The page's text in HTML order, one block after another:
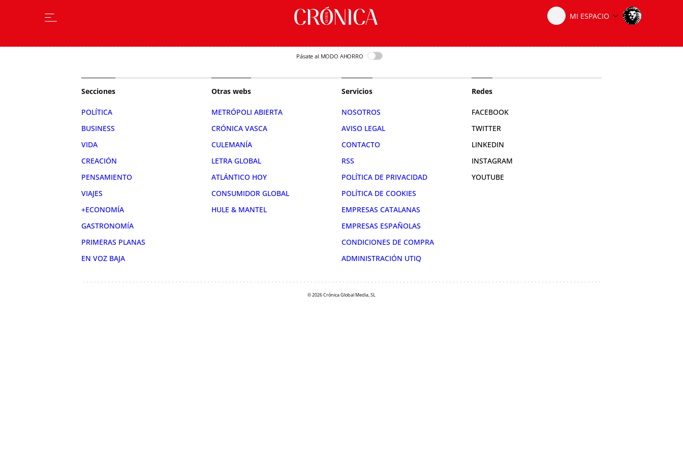
Pásate al MODO AHORRO
Secciones
POLÍTICA
BUSINESS
VIDA
CREACIÓN
PENSAMIENTO
VIAJES
+ECONOMÍA
GASTRONOMÍA
PRIMERAS PLANAS
EN VOZ BAJA
Otras webs
METRÓPOLI ABIERTA
CRÓNICA VASCA
CULEMANÍA
LETRA GLOBAL
ATLÁNTICO HOY
CONSUMIDOR GLOBAL
HULE & MANTEL
Servicios
NOSOTROS
AVISO LEGAL
CONTACTO
RSS
POLÍTICA DE PRIVACIDAD
POLÍTICA DE COOKIES
EMPRESAS CATALANAS
EMPRESAS ESPAÑOLAS
CONDICIONES DE COMPRA
ADMINISTRACIÓN UTIQ
Redes
FACEBOOK
TWITTER
LINKEDIN
INSTAGRAM
YOUTUBE
© 2026 Crónica Global Media, SL